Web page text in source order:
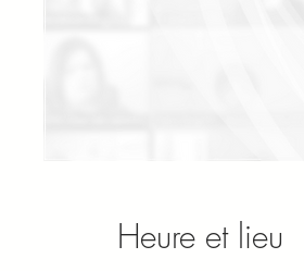
Heure et lieu